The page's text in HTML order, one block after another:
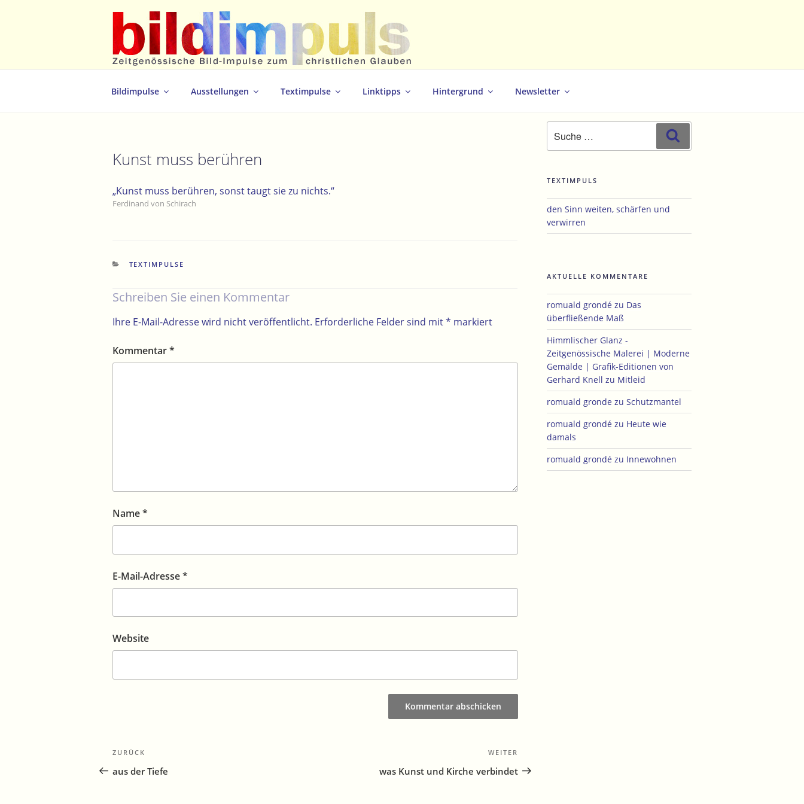
Bildimpulse Ausstellungen Textimpulse Linktipps Hintergrund Newsletter
Kunst muss berühren
„Kunst muss berühren, sonst taugt sie zu nichts.“
Ferdinand von Schirach
KATEGORIEN
TEXTIMPULSE
Schreiben Sie einen Kommentar
Ihre E-Mail-Adresse wird nicht veröffentlicht. Erforderliche Felder sind mit* markiert
Kommentar*
Name*
E-Mail-Adresse*
Website
Beitragsnavigation
Vorheriger
Beitrag
ZURÜCK
aus der Tiefe
Beitrag
WEITER
was Kunst und Kirche verbindet
nach:
TEXTIMPULS
den Sinn weiten, schärfen und
verwirren
AKTUELLE KOMMENTARE
romuald grondé zu Das
überfließende Maß
Himmlischer Glanz -
Zeitgenössische Malerei | Moderne
Gemälde | Grafik-Editionen von
Gerhard Knell zu Mitleid
romuald gronde zu Schutzmantel
romuald grondé zu Heute wie
damals
romuald grondé zu Innewohnen